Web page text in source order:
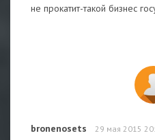
не прокатит-такой бизнес
bronenosets 29 мая 2015